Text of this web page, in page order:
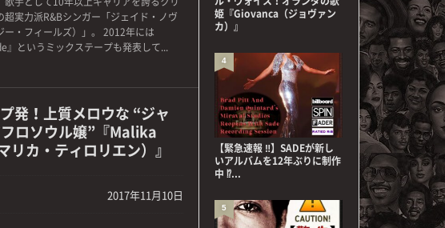
超実力派R&Bシンガー「ジェイド・ノヴ
ー・フィールズ）」。 2012年には
』というミックステープも発表して...
発！上質メロウな “ジャ
ロソウル嬢”『Malika
カ・ティロリエン）』
2017年11月10日
姫『Giovanca（ジョヴァン
カ）』
【緊急速報 ‼】SADEが新し
いアルバムを12年ぶりに制作
中 ⁉...
4
5